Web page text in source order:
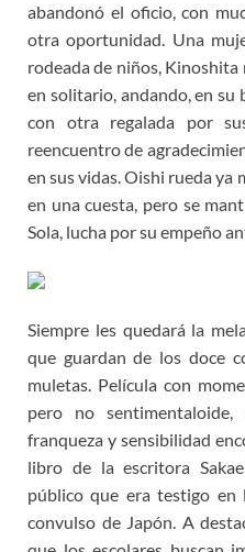
abandonó el oficio, con
otra oportunidad. Una
rodeada de niños, Kinoshita
en solitario, andando, en su
con otra regalada por
reencuentro de
en sus vidas. Oishi rueda ya
en una cuesta, pero se
Sola, lucha por su empeño
Siempre les quedará la
que guardan de los doce
muletas. Película con
pero no
franqueza y sensibilidad
libro de la escritora
público que era testigo
convulso de Japón. A